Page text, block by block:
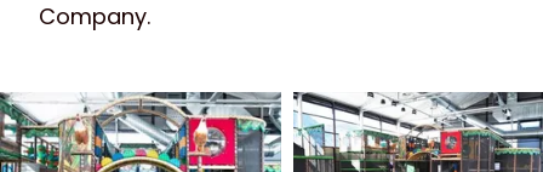
Company.